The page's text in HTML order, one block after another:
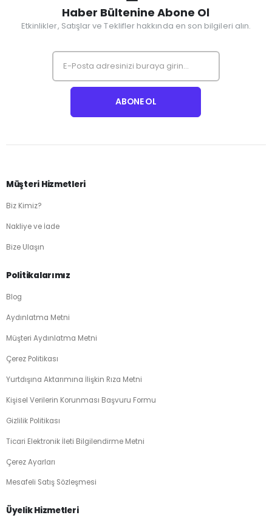
Haber Bültenine Abone Ol
Etkinlikler, Satışlar ve Teklifler hakkında en son bilgileri alın.
Müşteri Hizmetleri
Biz Kimiz?
Nakliye ve İade
Bize Ulaşın
Politikalarımız
Blog
Aydınlatma Metni
Müşteri Aydınlatma Metni
Çerez Politikası
Yurtdışına Aktarımına İlişkin Rıza Metni
Kişisel Verilerin Korunması Başvuru Formu
Gizlilik Politikası
Ticari Elektronik İleti Bilgilendirme Metni
Çerez Ayarları
Mesafeli Satış Sözleşmesi
Üyelik Hizmetleri